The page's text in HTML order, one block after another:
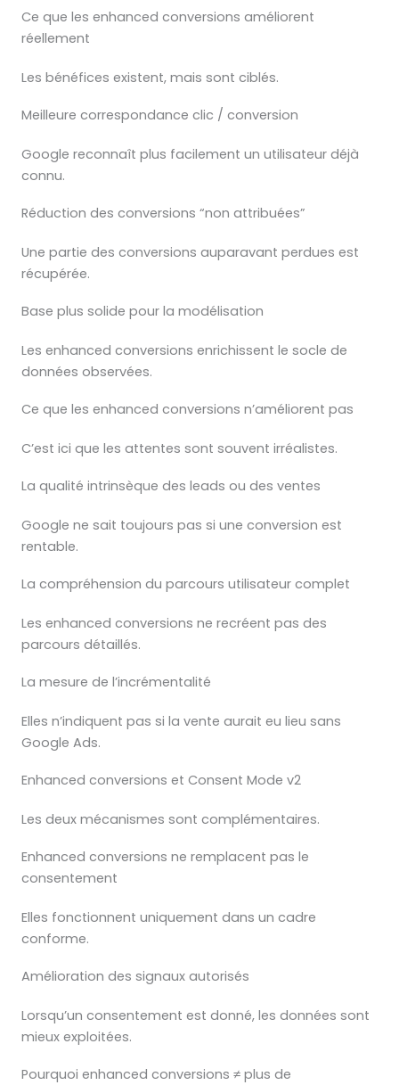
Ce que les enhanced conversions améliorent
réellement
Les bénéfices existent, mais sont ciblés.
Meilleure correspondance clic / conversion
Google reconnaît plus facilement un utilisateur déjà
connu.
Réduction des conversions “non attribuées”
Une partie des conversions auparavant perdues est
récupérée.
Base plus solide pour la modélisation
Les enhanced conversions enrichissent le socle de
données observées.
Ce que les enhanced conversions n’améliorent pas
C’est ici que les attentes sont souvent irréalistes.
La qualité intrinsèque des leads ou des ventes
Google ne sait toujours pas si une conversion est
rentable.
La compréhension du parcours utilisateur complet
Les enhanced conversions ne recréent pas des
parcours détaillés.
La mesure de l’incrémentalité
Elles n’indiquent pas si la vente aurait eu lieu sans
Google Ads.
Enhanced conversions et Consent Mode v2
Les deux mécanismes sont complémentaires.
Enhanced conversions ne remplacent pas le
consentement
Elles fonctionnent uniquement dans un cadre
conforme.
Amélioration des signaux autorisés
Lorsqu’un consentement est donné, les données sont
mieux exploitées.
Pourquoi enhanced conversions ≠ plus de